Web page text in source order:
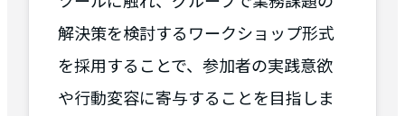
解決策を検討するワークショップ形式
を採用することで、参加者の実践意欲
や行動変容に寄与することを目指しま